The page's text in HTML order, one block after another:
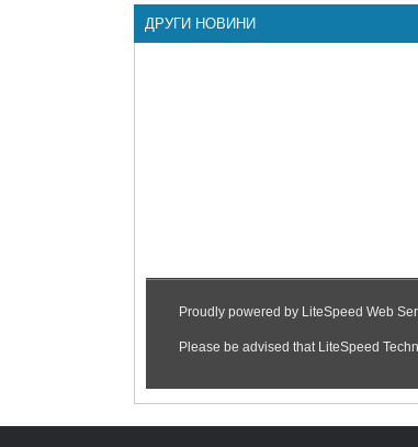
ДРУГИ НОВИНИ